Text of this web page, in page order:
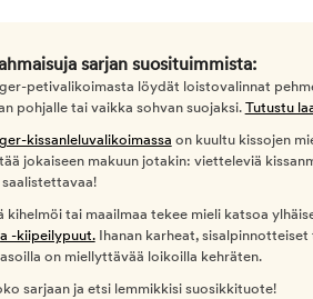
sarjan suosituimmista:
petivalikoimasta löydät loistovalinnat
pohjalle tai vaikka sohvan suojaksi.
Tutustu
kissanleluvalikoimassa on kuultu kissojen
jokaiseen makuun jotakin: vietteleviä
kihelmöi tai maailmaa tekee mieli katsoa
-kiipeilypuut.Ihanan karheat,
on miellyttävää loikoilla kehräten.
sarjaan ja etsi lemmikkisi suosikkituote!